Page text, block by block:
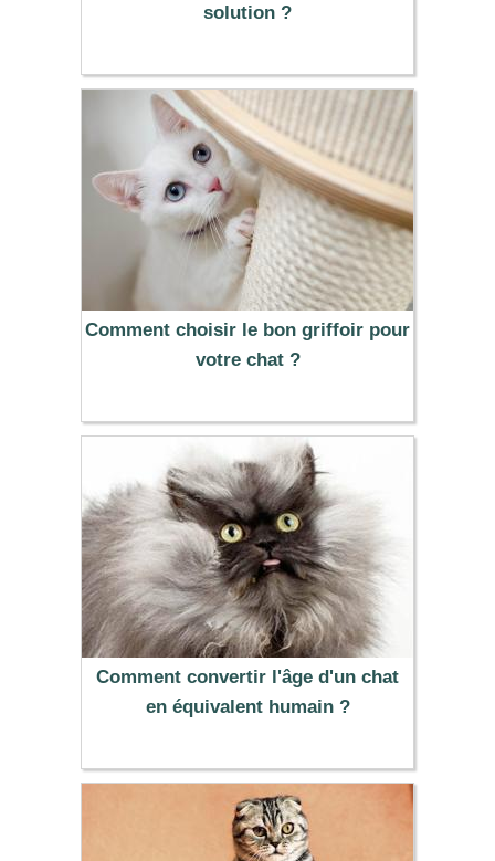
solution ?
Comment choisir le bon griffoir pour
votre chat ?
Comment convertir l'âge d'un chat
en équivalent humain ?